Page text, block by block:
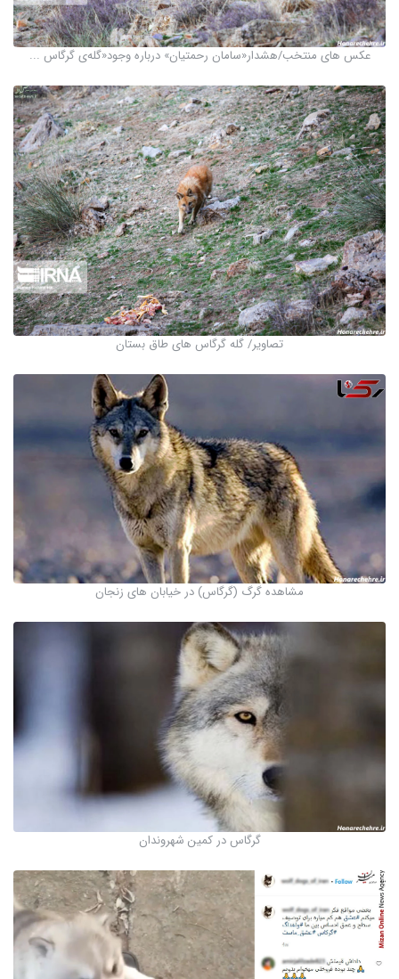
عکس های منتخب/هشدار«سامان رحمتیان» درباره وجود«گله‌ی گرگاس ...
تصاویر/ گله گرگاس های طاق بستان
مشاهده گرگ (گرگاس) در خیابان های زنجان
گرگاس در کمین شهروندان